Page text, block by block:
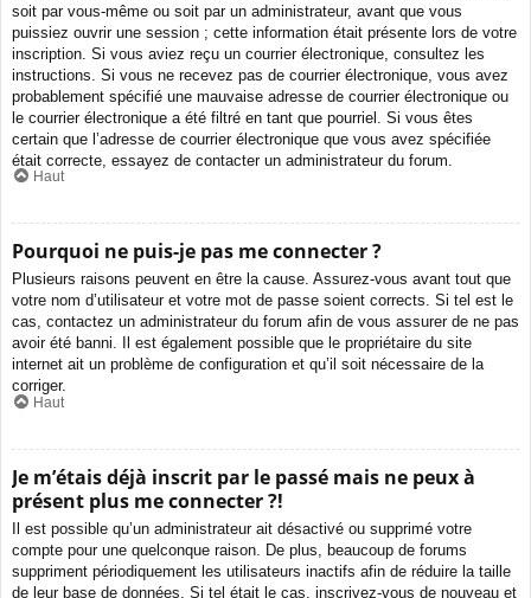
soit par vous-même ou soit par un administrateur, avant que vous
puissiez ouvrir une session ; cette information était présente lors de votre
inscription. Si vous aviez reçu un courrier électronique, consultez les
instructions. Si vous ne recevez pas de courrier électronique, vous avez
probablement spécifié une mauvaise adresse de courrier électronique ou
le courrier électronique a été filtré en tant que pourriel. Si vous êtes
certain que l’adresse de courrier électronique que vous avez spécifiée
était correcte, essayez de contacter un administrateur du forum.
Haut
Pourquoi ne puis-je pas me connecter ?
Plusieurs raisons peuvent en être la cause. Assurez-vous avant tout que
votre nom d’utilisateur et votre mot de passe soient corrects. Si tel est le
cas, contactez un administrateur du forum afin de vous assurer de ne pas
avoir été banni. Il est également possible que le propriétaire du site
internet ait un problème de configuration et qu’il soit nécessaire de la
corriger.
Haut
Je m’étais déjà inscrit par le passé mais ne peux à
présent plus me connecter ?!
Il est possible qu’un administrateur ait désactivé ou supprimé votre
compte pour une quelconque raison. De plus, beaucoup de forums
suppriment périodiquement les utilisateurs inactifs afin de réduire la taille
de leur base de données. Si tel était le cas, inscrivez-vous de nouveau et